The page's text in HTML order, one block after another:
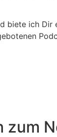
biete ich
zum